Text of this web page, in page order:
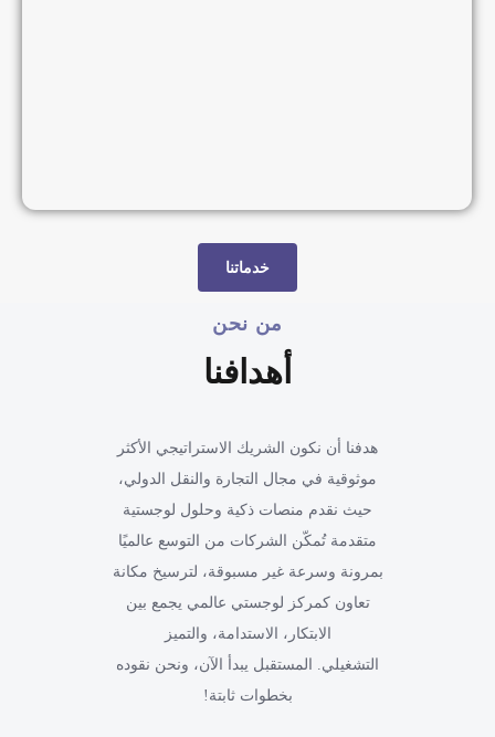
خدماتنا
من نحن
أهدافنا
هدفنا أن نكون الشريك الاستراتيجي الأكثر
موثوقية في مجال التجارة والنقل الدولي،
حيث نقدم منصات ذكية وحلول لوجستية
متقدمة تُمكّن الشركات من التوسع عالميًا
بمرونة وسرعة غير مسبوقة، لترسيخ مكانة
تعاون كمركز لوجستي عالمي يجمع بين
الابتكار، الاستدامة، والتميز
التشغيلي. المستقبل يبدأ الآن، ونحن نقوده
بخطوات ثابتة!